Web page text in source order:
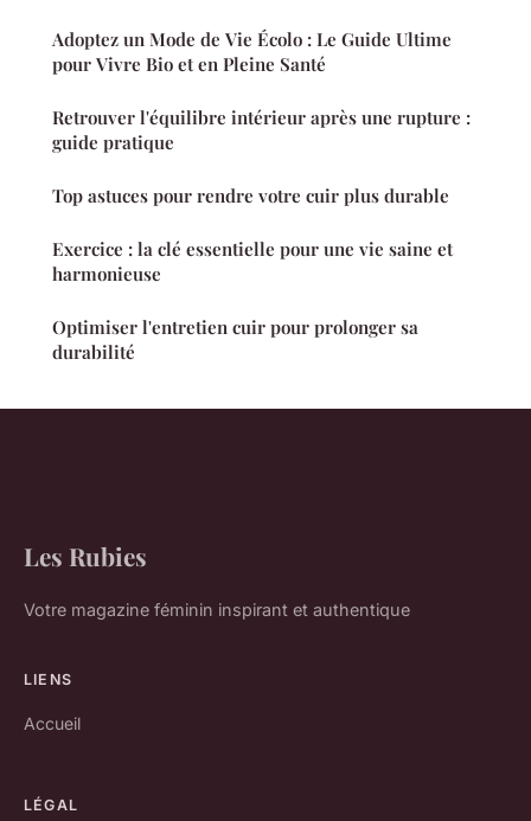
Adoptez un Mode de Vie Écolo : Le Guide Ultime
pour Vivre Bio et en Pleine Santé
Retrouver l'équilibre intérieur après une rupture :
guide pratique
Top astuces pour rendre votre cuir plus durable
Exercice : la clé essentielle pour une vie saine et
harmonieuse
Optimiser l'entretien cuir pour prolonger sa
durabilité
Les Rubies
Votre magazine féminin inspirant et authentique
LIENS
Accueil
LÉGAL